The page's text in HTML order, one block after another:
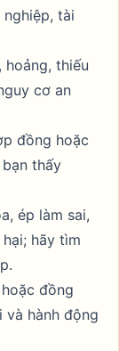
tài
thiếu
cơ an
đồng hoặc
thấy
ép làm sai,
hãy tìm
đồng
và hành động